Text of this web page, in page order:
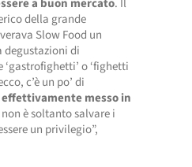
a buon mercato. Il
della grande
Slow Food un
degustazioni di
o ‘fighetti
c’è un po’ di
messo in
è soltanto salvare i
un privilegio”,